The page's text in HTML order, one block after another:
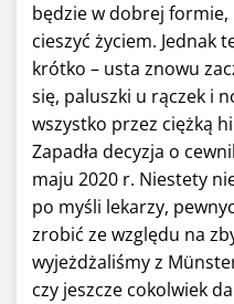
będzie w dobrej formie,
cieszyć życiem. Jednak
krótko – usta znowu
się, paluszki u rączek i
wszystko przez ciężką
Zapadła decyzja o
maju 2020 r. Niestety
po myśli lekarzy,
zrobić ze względu na
wyjeżdżaliśmy z
czy jeszcze cokolwiek